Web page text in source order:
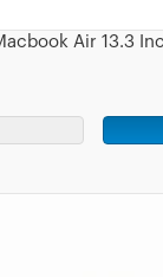
Air 13.3